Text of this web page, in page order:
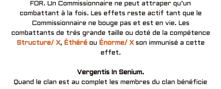
FOR. Un Commissionnaire ne peut attraper qu’un
combattant à la fois. Les effets reste actif tant que le
Commissionnaire ne bouge pas et est en vie. Les
combattants de trés grande taille ou doté de la compétence
Structure/ X, Éthéréou Énorme/ Xson immunisé a cette
effet.
Vergentis In Senium.
Quand le clan est au complet les membres du clan bénéficie